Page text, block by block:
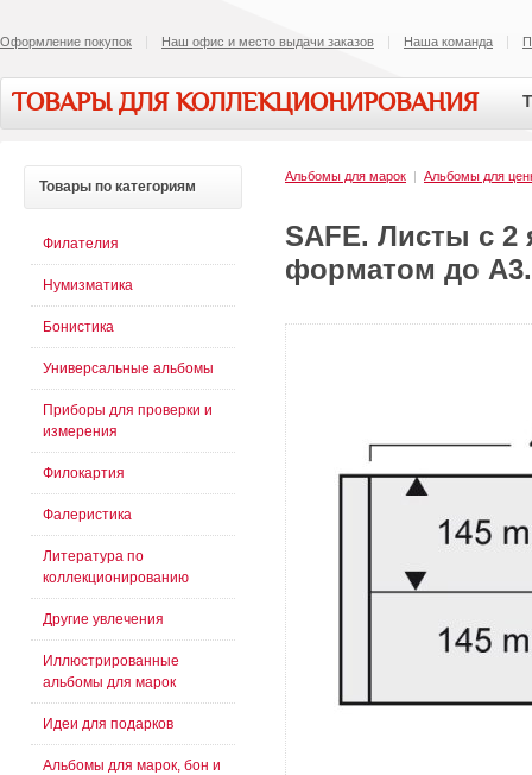
Оформление покупок Наш офис и место выдачи заказов Наша команда
ТОВАРЫ ДЛЯ КОЛЛЕКЦИОНИРОВАНИЯ
Альбомы для марок | Альбомы для
SAFE. Листы с 2
форматом до А3.
Товары по категориям
Филателия
Нумизматика
Бонистика
Универсальные альбомы
Приборы для проверки и
измерения
Филокартия
Фалеристика
Литература по
коллекционированию
Другие увлечения
Иллюстрированные
альбомы для марок
Идеи для подарков
Альбомы для марок, бон и